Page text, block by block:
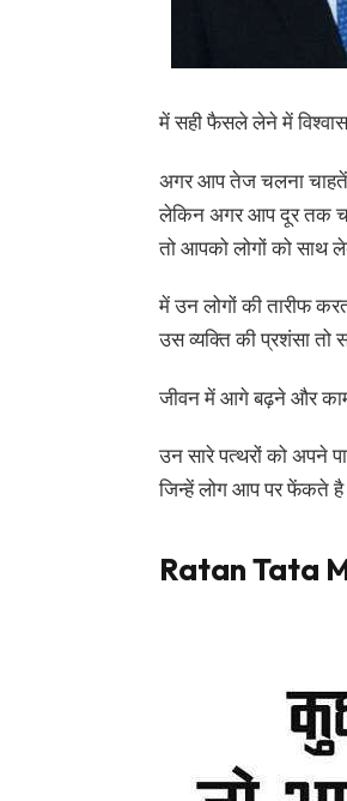
में सही फैसले लेने में
अगर आप तेज चलना
लेकिन अगर आप दूर तक
तो आपको लोगों को साथ
में उन लोगों की तारीफ
उस व्यक्ति की प्रशंसा तो
जीवन में आगे बढ़ने और
उन सारे पत्थरों को अपने
जिन्हें लोग आप पर फेंकते
Ratan Tata